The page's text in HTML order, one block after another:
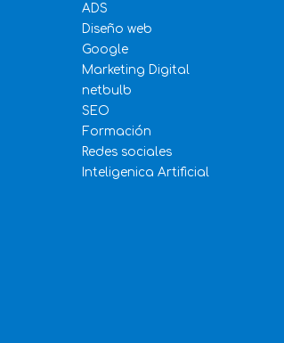
ADS
Diseño web
Google
Marketing Digital
netbulb
SEO
Formación
Redes sociales
Inteligenica Artificial